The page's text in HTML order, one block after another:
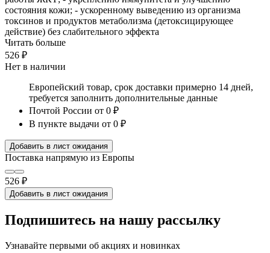
состояния кожи; - ускоренному выведению из организма
токсинов и продуктов метаболизма (детоксицирующее
действие) без слабительного эффекта
Читать больше
526 ₽
Нет в наличии
Европейский товар, срок доставки примерно 14 дней,
требуется заполнить дополнительные данные
Почтой России от 0 ₽
В пункте выдачи от 0 ₽
Добавить в лист ожидания
Поставка напрямую из Европы
526 ₽
Добавить в лист ожидания
Подпишитесь на нашу рассылку
Узнавайте первыми об акциях и новинках